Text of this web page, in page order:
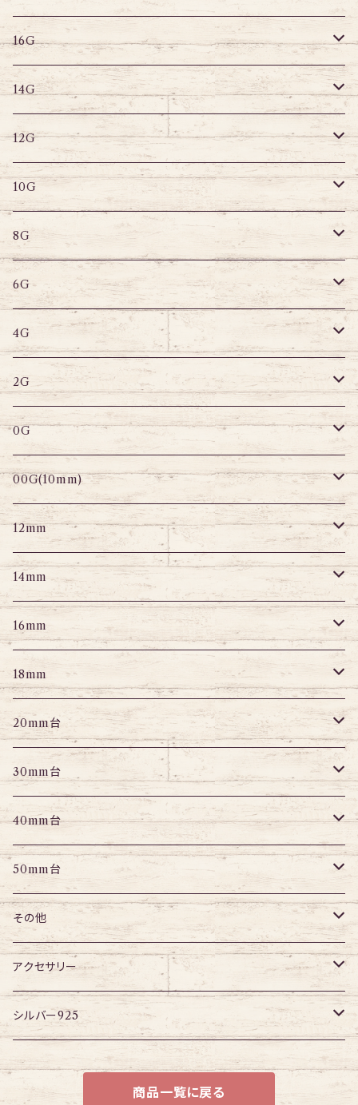
16G
14G
8G
6G
その他
ラブレット
キャプティブリング
ストレートバーベル
デザインバーベル
ラブレット
バナナバーベル
鼻ピアス
16G
キャプティブリング
ストレートバーベル
デザインバーベル
ラブレット
バナナバーベル
へそピアス
サーキュラー
スパイラル
変形ピアス
セグメントリング
ニップルピアス
スクランパー
フェイクプラグ
パーツ
14G
キャプティブリング
ストレートバーベル
デザインバーベル
ラブレット
バナナバーベル
へそピアス
サーキュラー
スパイラル
セグメント
変形ピアス
ニップルピアス
パーツ
12G
キャプティブリング
ストレートバーベル
ラブレット
バナナバーベル
セグメントリング
サーキュラーバーベル
パーツ
10G
キャプティブリング
ストレートバーベル
ラブレット
バナナバーベル
セグメントリング
プラグ
パーツ
8G
キャプティブリング
ストレートバーベル
ラブレット
セグメントリング
プラグ
トンネル
アイレット
エキスパンダー
パーツ
6G
キャプティブリング
ストレートバーベル
トンネル
プラグ
アイレット
エキスパンダー
パーツ
4G
キャプティブリング
ストレートバーベル
サーキュラー
トンネル
プラグ
アイレット
エキスパンダー
パーツ
2G
トンネル
プラグ
アイレット
エキスパンダー
パーツ
0G
トンネル
プラグ
アイレット
エキスパンダー
パーツ
00G(10mm)
トンネル
プラグ
アイレット
エキスパンダー
パーツ
12mm
トンネル
プラグ
アイレット
エキスパンダー
パーツ
14mm
トンネル
プラグ
アイレット
エキスパンダー
パーツ
16mm
トンネル
プラグ
アイレット
パーツ
18mm
トンネル
プラグ
アイレット
パーツ
チューブ
20mm台
トンネル
プラグ
アイレット
パーツ
30mm台
トンネル
プラグ
アイレット
パーツ
40mm台
トンネル
プラグ
アイレット
50mm台
トンネル
プラグ
アイレット
その他
ボディピアス・ピアス以外
アクセサリー
ネックレス
ブレスレット
シルバー925
チェーン
商品一覧に戻る